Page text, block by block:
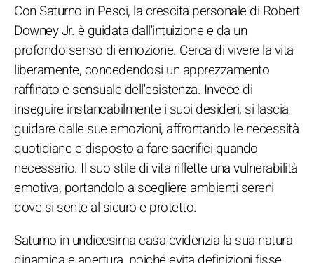
Con Saturno in Pesci, la crescita personale di Robert
Downey Jr. è guidata dall'intuizione e da un
profondo senso di emozione. Cerca di vivere la vita
liberamente, concedendosi un apprezzamento
raffinato e sensuale dell'esistenza. Invece di
inseguire instancabilmente i suoi desideri, si lascia
guidare dalle sue emozioni, affrontando le necessità
quotidiane e disposto a fare sacrifici quando
necessario. Il suo stile di vita riflette una vulnerabilità
emotiva, portandolo a scegliere ambienti sereni
dove si sente al sicuro e protetto.
Saturno in undicesima casa evidenzia la sua natura